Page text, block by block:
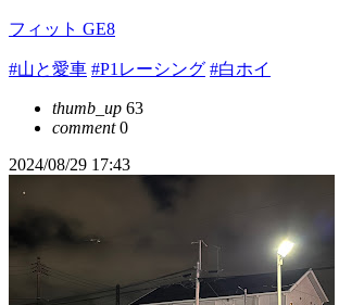
フィット GE8
#山と愛車 #P1レーシング #白ホイ
thumb_up 63
comment0
2024/08/29 17:43